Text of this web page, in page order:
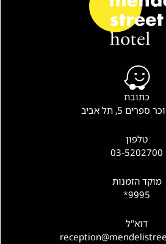
כתובת
5, תל אביב
טלפון
03-5202700
מוקד הזמנות
9995*
דוא"ל